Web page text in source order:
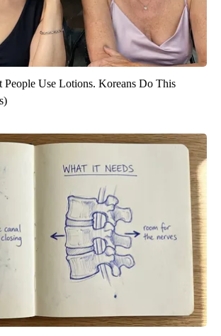
People Use Lotions. Koreans Do This